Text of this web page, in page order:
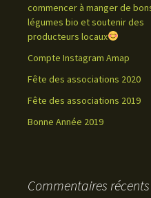
commencer à manger de
légumes bio et soutenir des
producteurs locaux
Compte Instagram Amap
Fête des associations 2020
Fête des associations 2019
Bonne Année 2019
Commentaires récents